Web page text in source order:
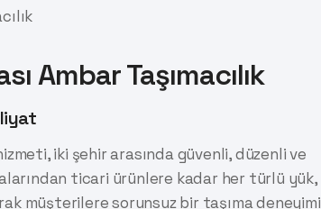
Ambar Taşımacılık
iki şehir arasında güvenli, düzenli ve
ticari ürünlere kadar her türlü yük,
müşterilere sorunsuz bir taşıma deneyimi